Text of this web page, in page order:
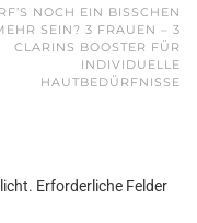
NOCH EIN BISSCHEN
SEIN? 3 FRAUEN – 3
CLARINS BOOSTER FÜR
INDIVIDUELLE
HAUTBEDÜRFNISSE
Erforderliche Felder